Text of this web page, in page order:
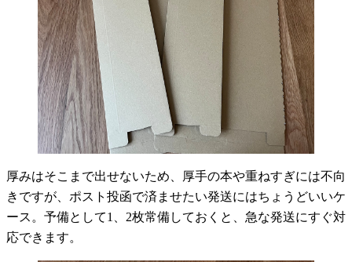
厚みはそこまで出せないため、厚手の本や重ねすぎには不向
きですが、ポスト投函で済ませたい発送にはちょうどいいケ
ース。予備として1、2枚常備しておくと、急な発送にすぐ対
応できます。